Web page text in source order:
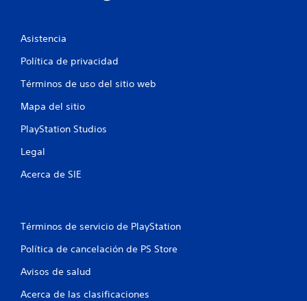
Asistencia
Política de privacidad
Términos de uso del sitio web
Mapa del sitio
PlayStation Studios
Legal
Acerca de SIE
Términos de servicio de PlayStation
Política de cancelación de PS Store
Avisos de salud
Acerca de las clasificaciones